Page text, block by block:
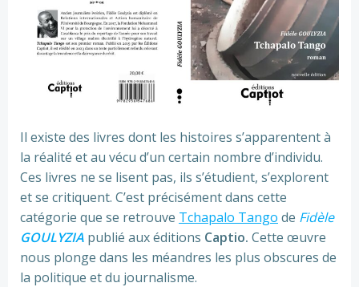
Il existe des livres dont les histoires s’apparentent à
la réalité et au vécu d’un certain nombre d’individu.
Ces livres ne se lisent pas, ils s’étudient, s’explorent
et se critiquent. C’est précisément dans cette
catégorie que se retrouve Tchapalo Tango de Fidèle
GOULYZIA publié aux éditions Captio. Cette œuvre
nous plonge dans les méandres les plus obscures de
la politique et du journalisme.